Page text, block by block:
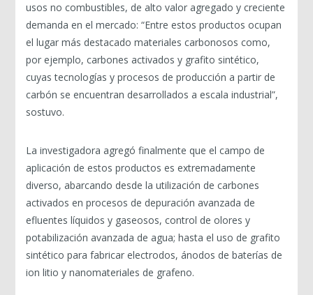
usos no combustibles, de alto valor agregado y creciente
demanda en el mercado: “Entre estos productos ocupan
el lugar más destacado materiales carbonosos como,
por ejemplo, carbones activados y grafito sintético,
cuyas tecnologías y procesos de producción a partir de
carbón se encuentran desarrollados a escala industrial”,
sostuvo.
La investigadora agregó finalmente que el campo de
aplicación de estos productos es extremadamente
diverso, abarcando desde la utilización de carbones
activados en procesos de depuración avanzada de
efluentes líquidos y gaseosos, control de olores y
potabilización avanzada de agua; hasta el uso de grafito
sintético para fabricar electrodos, ánodos de baterías de
ion litio y nanomateriales de grafeno.